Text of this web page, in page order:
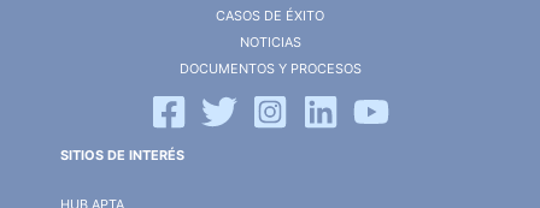
CASOS DE ÉXITO
NOTICIAS
DOCUMENTOS Y PROCESOS
SITIOS DE INTERÉS